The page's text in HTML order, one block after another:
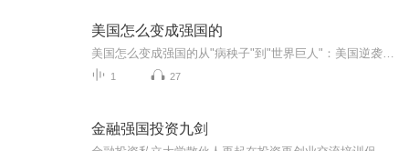
美国怎么变成强国的
1 27
金融强国投资九剑